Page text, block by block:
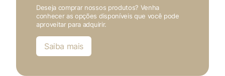
Deseja comprar nossos produtos? Venha
conhecer as opções disponíveis que você pode
aproveitar para adquirir.
Saiba mais